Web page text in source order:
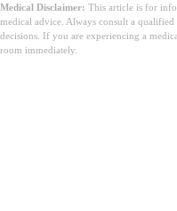
Medical Disclaimer: This article is for
medical advice. Always consult a
decisions. If you are experiencing a
room immediately.